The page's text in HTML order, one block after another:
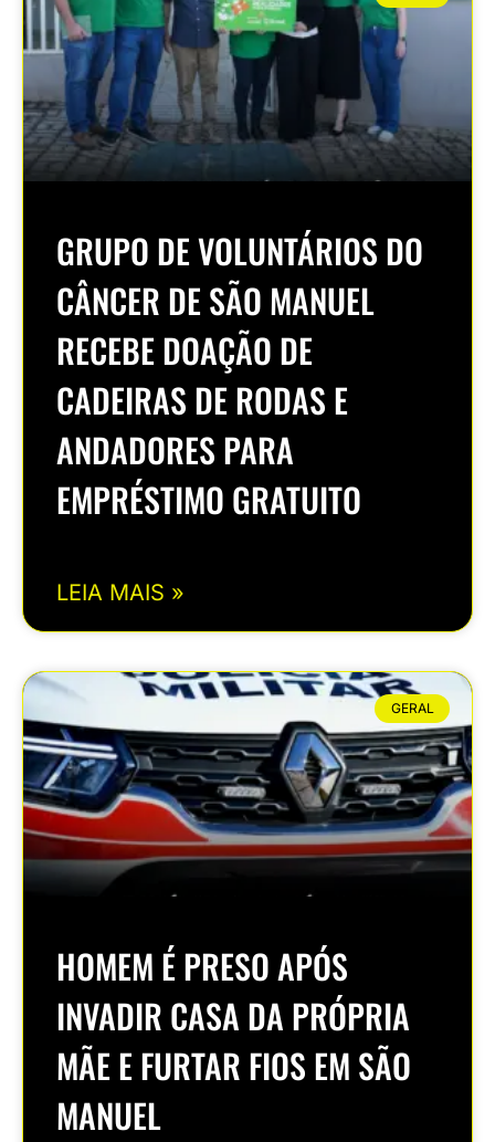
GRUPO DE VOLUNTÁRIOS DO
CÂNCER DE SÃO MANUEL
RECEBE DOAÇÃO DE
CADEIRAS DE RODAS E
ANDADORES PARA
EMPRÉSTIMO GRATUITO
LEIA MAIS »
GERAL
HOMEM É PRESO APÓS
INVADIR CASA DA PRÓPRIA
MÃE E FURTAR FIOS EM SÃO
MANUEL